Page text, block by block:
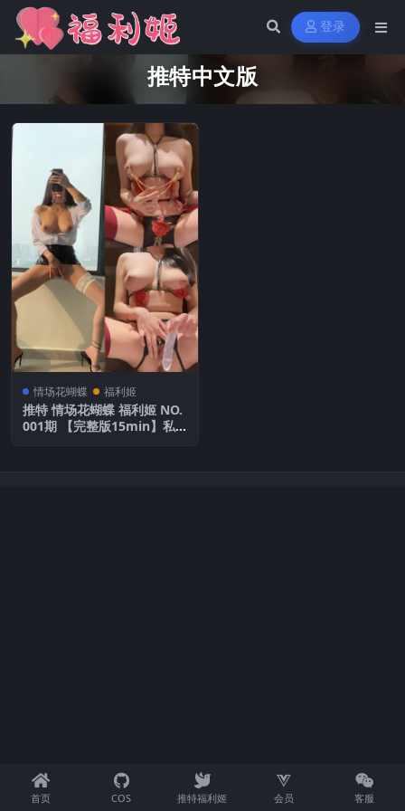
登录
推特中文版
情场花蝴蝶 福利姬
推特 情场花蝴蝶 福利姬 NO.
001期 【完整版15min】私
首页 COS 推特福利姬 会员 客服